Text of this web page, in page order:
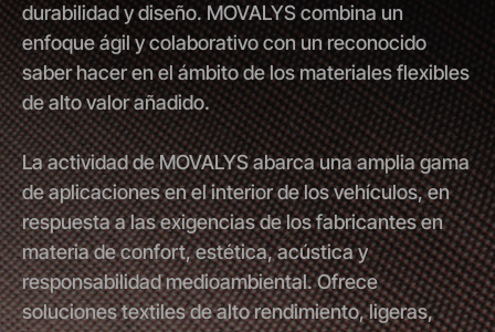
durabilidad y diseño. MOVALYS combina un
enfoque ágil y colaborativo con un reconocido
saber hacer en el ámbito de los materiales flexibles
de alto valor añadido.
La actividad de MOVALYS abarca una amplia gama
de aplicaciones en el interior de los vehículos, en
respuesta a las exigencias de los fabricantes en
materia de confort, estética, acústica y
responsabilidad medioambiental. Ofrece
soluciones textiles de alto rendimiento, ligeras,